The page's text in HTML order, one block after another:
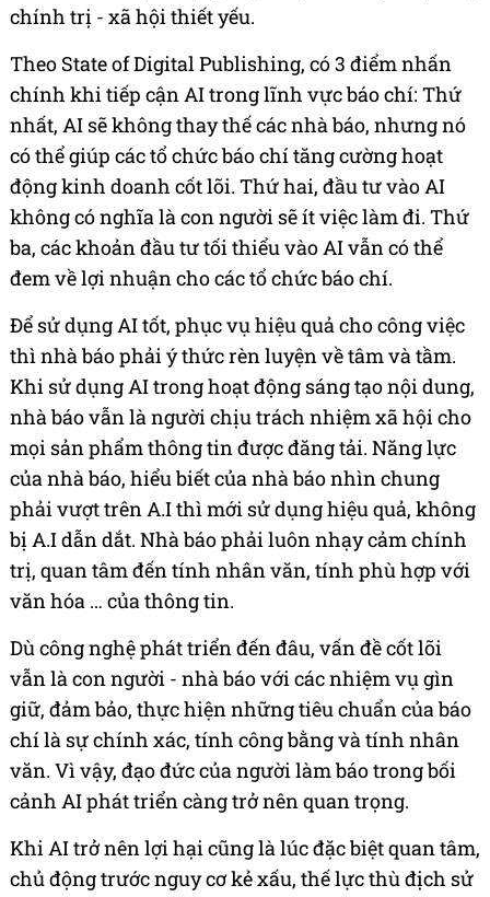
chính trị - xã hội thiết yếu.
Theo State of Digital Publishing, có 3 điểm nhấn
chính khi tiếp cận AI trong lĩnh vực báo chí: Thứ
nhất, AI sẽ không thay thế các nhà báo, nhưng nó
có thể giúp các tổ chức báo chí tăng cường hoạt
động kinh doanh cốt lõi. Thứ hai, đầu tư vào AI
không có nghĩa là con người sẽ ít việc làm đi. Thứ
ba, các khoản đầu tư tối thiểu vào AI vẫn có thể
đem về lợi nhuận cho các tổ chức báo chí.
Để sử dụng AI tốt, phục vụ hiệu quả cho công việc
thì nhà báo phải ý thức rèn luyện về tâm và tầm.
Khi sử dụng AI trong hoạt động sáng tạo nội dung,
nhà báo vẫn là người chịu trách nhiệm xã hội cho
mọi sản phẩm thông tin được đăng tải. Năng lực
của nhà báo, hiểu biết của nhà báo nhìn chung
phải vượt trên A.I thì mới sử dụng hiệu quả, không
bị A.I dẫn dắt. Nhà báo phải luôn nhạy cảm chính
trị, quan tâm đến tính nhân văn, tính phù hợp với
văn hóa … của thông tin.
Dù công nghệ phát triển đến đâu, vấn đề cốt lõi
vẫn là con người - nhà báo với các nhiệm vụ gìn
giữ, đảm bảo, thực hiện những tiêu chuẩn của báo
chí là sự chính xác, tính công bằng và tính nhân
văn. Vì vậy, đạo đức của người làm báo trong bối
cảnh AI phát triển càng trở nên quan trọng.
Khi AI trở nên lợi hại cũng là lúc đặc biệt quan tâm,
chủ động trước nguy cơ kẻ xấu, thế lực thù địch sử